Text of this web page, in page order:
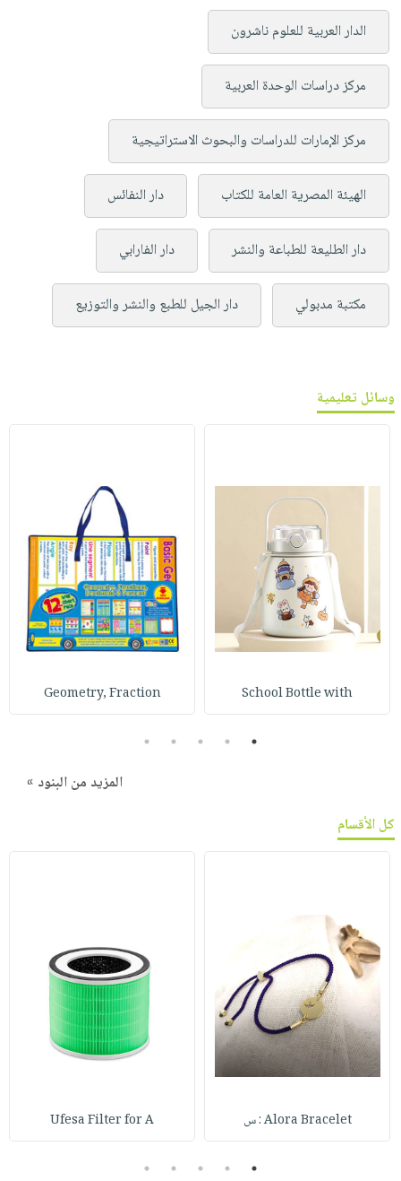
الدار العربية للعلوم ناشرون
مركز دراسات الوحدة العربية
مركز الإمارات للدراسات والبحوث الاستراتيجية
الهيئة المصرية العامة للكتاب دار النفائس
دار الطليعة للطباعة والنشر دار الفارابي
مكتبة مدبولي دار الجيل للطبع والنشر والتوزيع
وسائل تعليمية
School Bottle with
Geometry, Fraction
1
2
3
4
5
المزيد من البنود »
كل الأقسام
Alora Bracelet : س Ufesa Filter for A
1
2
3
4
5